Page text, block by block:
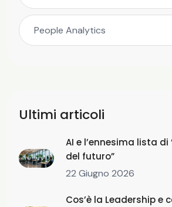
People Analytics
Ultimi articoli
AI e l’ennesima lista di
del futuro”
22 Giugno 2026
Cos’è la Leadership e